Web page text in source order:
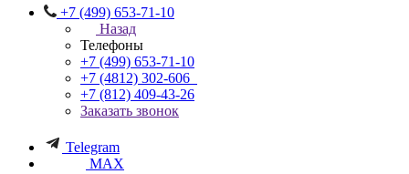
+7 (499) 653-71-10
Назад
Телефоны
+7 (499) 653-71-10
+7 (4812) 302-606
+7 (812) 409-43-26
Заказать звонок
Telegram
MAX